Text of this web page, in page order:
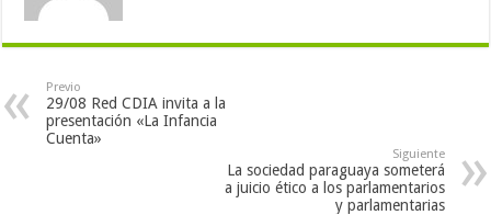
Previo
29/08 Red CDIA invita a la
presentación «La Infancia
Cuenta»
Siguiente
La sociedad paraguaya someterá
a juicio ético a los parlamentarios
y parlamentarias